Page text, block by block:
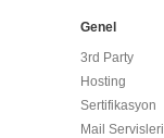
Genel
3rd Party
Hosting
Sertifikasyon
Mail Servisleri